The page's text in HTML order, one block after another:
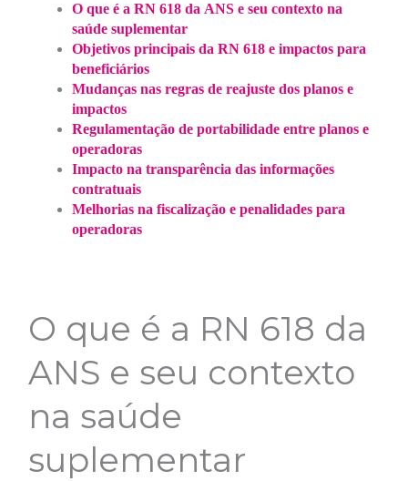
O que é a RN 618 da ANS e seu contexto na
saúde suplementar
Objetivos principais da RN 618 e impactos para
beneficiários
Mudanças nas regras de reajuste dos planos e
impactos
Regulamentação de portabilidade entre planos e
operadoras
Impacto na transparência das informações
contratuais
Melhorias na fiscalização e penalidades para
operadoras
O que é a RN 618 da
ANS e seu contexto
na saúde
suplementar